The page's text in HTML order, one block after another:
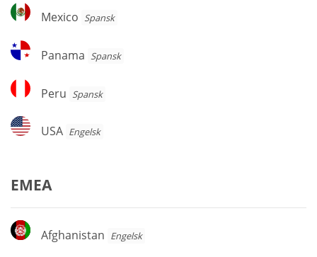
Mexico
Mexico Spansk
Panama
Panama Spansk
Peru
Peru Spansk
USA
USA Engelsk
EMEA
Afghanistan
Afghanistan Engelsk